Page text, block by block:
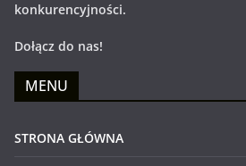
konkurencyjności.
Dołącz do nas!
MENU
STRONA GŁÓWNA